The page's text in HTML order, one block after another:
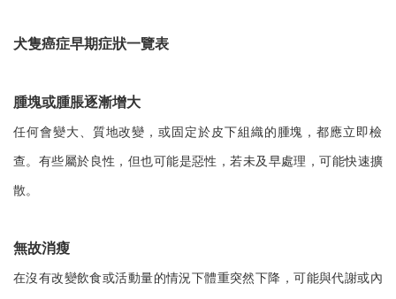
犬隻癌症早期症狀一覽表
腫塊或腫脹逐漸增大
任何會變大、質地改變，或固定於皮下組織的腫塊，都應立即檢
查。有些屬於良性，但也可能是惡性，若未及早處理，可能快速擴
散。
無故消瘦
在沒有改變飲食或活動量的情況下體重突然下降，可能與代謝或內